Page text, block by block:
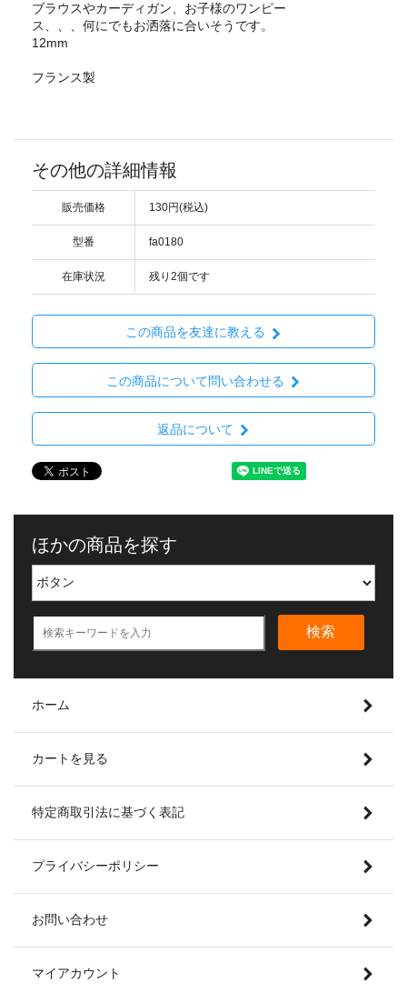
ブラウスやカーディガン、お子様のワンピー
ス、、、何にでもお洒落に合いそうです。
12mm
フランス製
その他の詳細情報
販売価格 130円(税込)
型番 fa0180
在庫状況 残り2個です
この商品を友達に教える
この商品について問い合わせる
返品について
ほかの商品を探す
検索
ホーム
カートを見る
特定商取引法に基づく表記
プライバシーポリシー
お問い合わせ
マイアカウント